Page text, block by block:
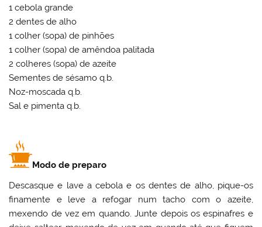
1 cebola grande
2 dentes de alho
1 colher (sopa) de pinhões
1 colher (sopa) de amêndoa palitada
2 colheres (sopa) de azeite
Sementes de sésamo q.b.
Noz-moscada q.b.
Sal e pimenta q.b.
Modo de preparo
Descasque e lave a cebola e os dentes de alho, pique-os
finamente e leve a refogar num tacho com o azeite,
mexendo de vez em quando. Junte depois os espinafres e